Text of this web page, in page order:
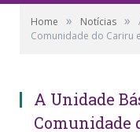
Home » Notícias »
Comunidade do Cariru
A Unidade
Comunidade